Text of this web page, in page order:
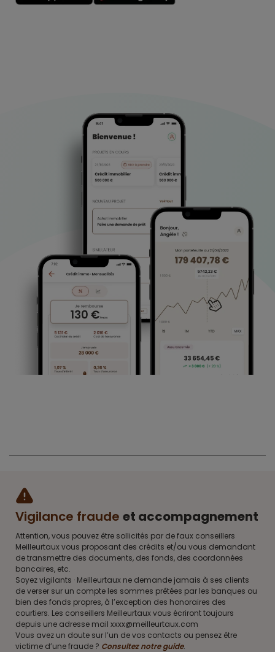
Vigilance fraude et accompagnement
Attention, vous pouvez être sollicités par de faux conseillers
Meilleurtaux vous proposant des crédits et/ou vous demandant
de transmettre des documents, des fonds, des coordonnées
bancaires, etc.
Soyez vigilants · Meilleurtaux ne demande jamais à ses clients
de verser sur un compte les sommes prêtées par les banques ou
bien des fonds propres, à l’exception des honoraires des
courtiers. Les conseillers Meilleurtaux vous écriront toujours
depuis une adresse mail xxxx@meilleurtaux.com
Vous avez un doute sur l’un de vos contacts ou pensez être
victime d’une fraude ? Consultez notre guide.